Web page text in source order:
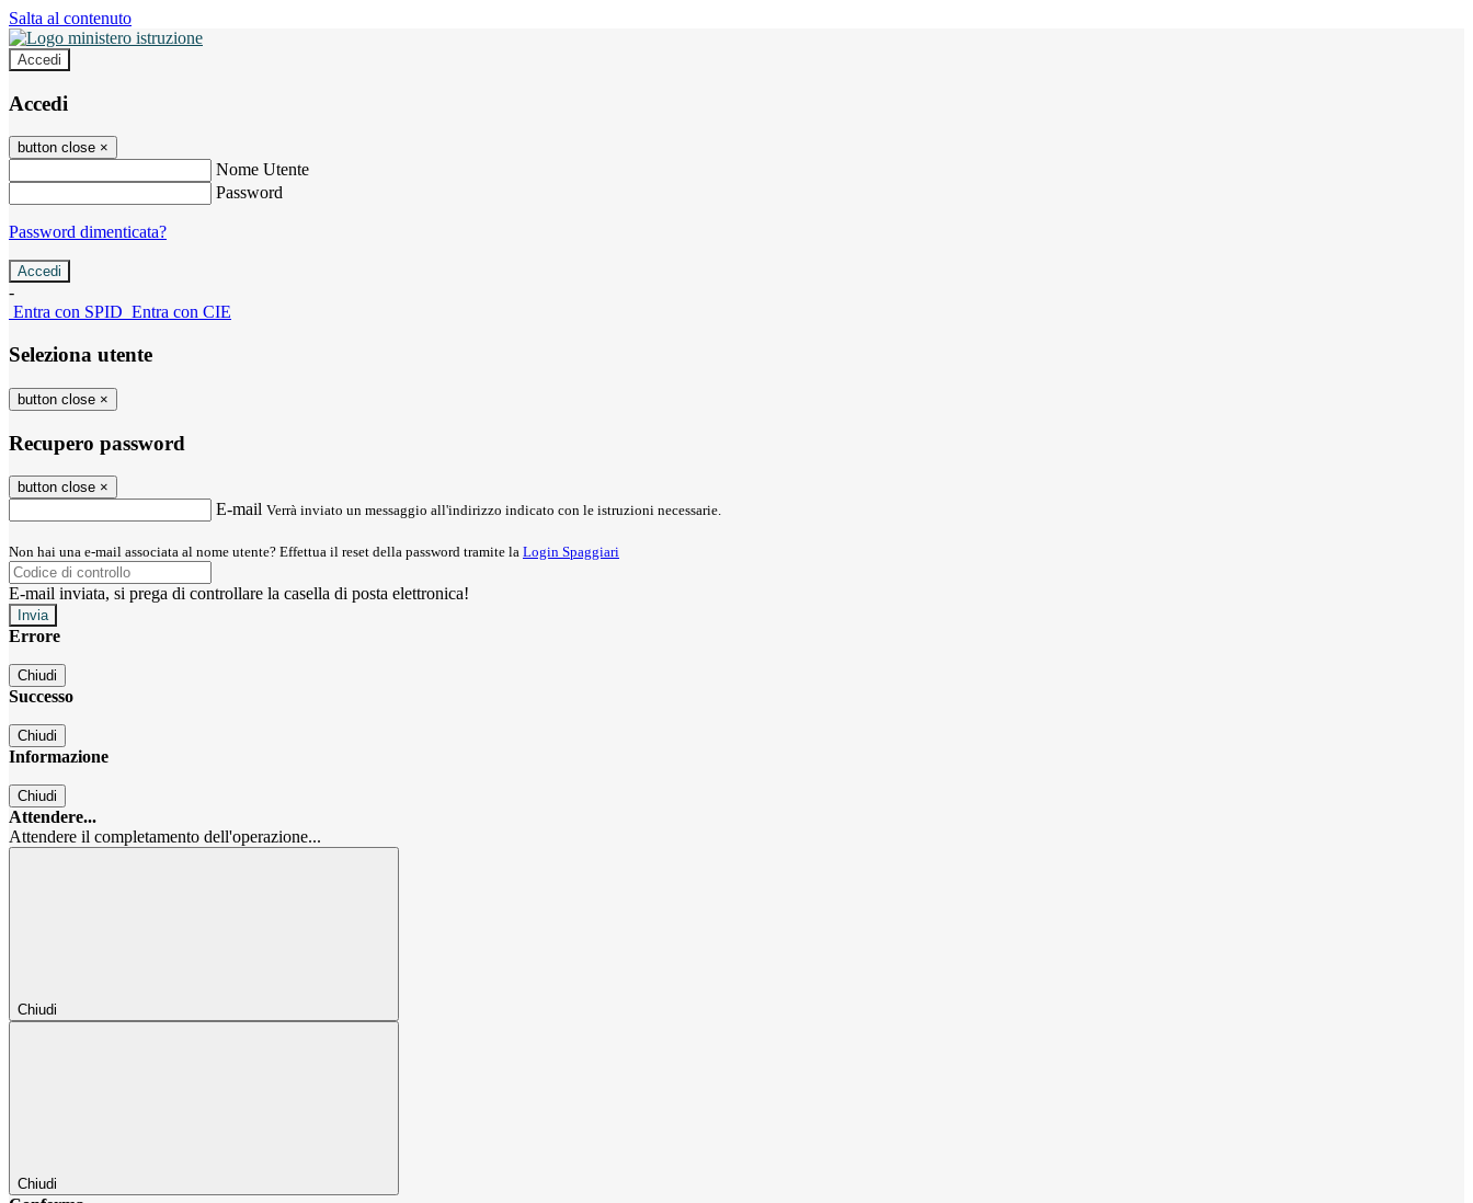
Salta al contenuto
Accedi
Accedi
button close ×
Nome Utente
Password
Password dimenticata?
-
Entra con SPID Entra con CIE
Seleziona utente
button close ×
Recupero password
button close ×
E-mail Verrà inviato un messaggio all'indirizzo indicato con le istruzioni necessarie.
Non hai una e-mail associata al nome utente? Effettua il reset della password tramite la Login Spaggiari
E-mail inviata, si prega di controllare la casella di posta elettronica!
Errore
Chiudi
Successo
Chiudi
Informazione
Chiudi
Attendere...
Attendere il completamento dell'operazione...
Chiudi
Chiudi